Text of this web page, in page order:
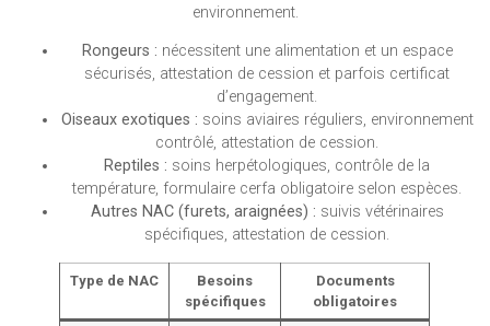
environnement.
Rongeurs : nécessitent une alimentation et un espace
sécurisés, attestation de cession et parfois certificat
d’engagement.
Oiseaux exotiques : soins aviaires réguliers, environnement
contrôlé, attestation de cession.
Reptiles : soins herpétologiques, contrôle de la
température, formulaire cerfa obligatoire selon espèces.
Autres NAC (furets, araignées) : suivis vétérinaires
spécifiques, attestation de cession.
Type de NAC
Besoins
spécifiques
Documents
obligatoires